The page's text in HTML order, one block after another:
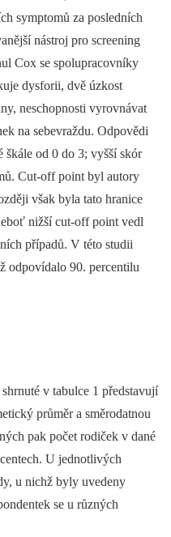
symptomů za posledních
nástroj pro screening
Cox se spolupracovníky
dysforii, dvě úzkost
neschopnosti vyrovnávat
na sebevraždu. Odpovědi
škále od 0 do 3; vyšší skór
Cut-off point byl autory
však byla tato hranice
nižší cut-off point vedl
případů. V této studii
odpovídalo 90. percentilu
v tabulce 1 představují
průměr a směrodatnou
pak počet rodiček v dané
U jednotlivých
u nichž byly uvedeny
se u různých